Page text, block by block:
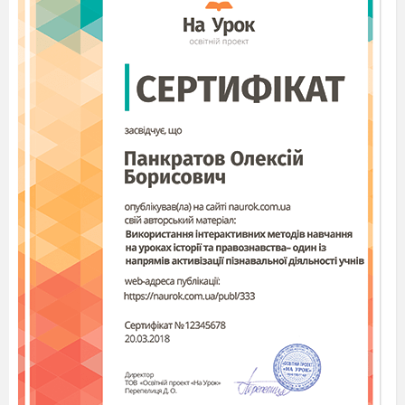
перерві?
Обходив. Аж 3 рази.
ти робиш?»
Кажу - «Гуляю»
догулявся – задачку не
розв’язав.
Хм. Складний випадок.
Сподіваюсь, що нам
допоможе моя куля
(Крутить)
Бачу! Бачу!
Слухай, а ти хоч правила
А що треба?
Ведуча.– А ми продовжуємо.
Цікава закономірність: чим доросліші діти,
тим стрімкіше падає інтерес до навчання.